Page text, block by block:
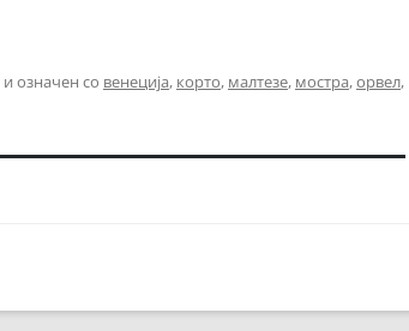
и означен со венеција, корто, малтезе, мостра,орвел,